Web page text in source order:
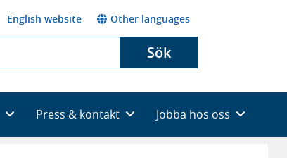
English website Other languages
Sök
Press & kontakt Jobba hos oss